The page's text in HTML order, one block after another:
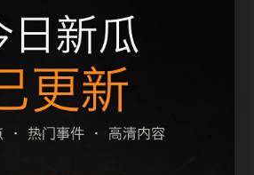
行远程图片本地化、坏图默认图兜
de